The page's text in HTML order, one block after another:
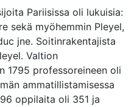
Pariisissa oli lukuisia:
sekä myöhemmin Pleyel,
jne. Soitinrakentajista
Valtion
1795 professoreineen oli
ammatillistamisessa
oppilaita oli 351 ja